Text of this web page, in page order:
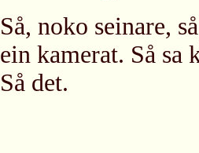
Så, noko seinare,
ein kamerat. Så sa
Så det.